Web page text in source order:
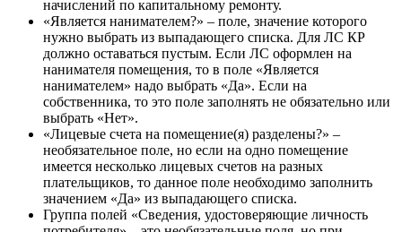
начислений по капитальному ремонту.
«Является нанимателем?» – поле, значение которого
нужно выбрать из выпадающего списка. Для ЛС КР
должно оставаться пустым. Если ЛС оформлен на
нанимателя помещения, то в поле «Является
нанимателем» надо выбрать «Да». Если на
собственника, то это поле заполнять не обязательно или
выбрать «Нет».
«Лицевые счета на помещение(я) разделены?» –
необязательное поле, но если на одно помещение
имеется несколько лицевых счетов на разных
плательщиков, то данное поле необходимо заполнить
значением «Да» из выпадающего списка.
Группа полей «Сведения, удостоверяющие личность